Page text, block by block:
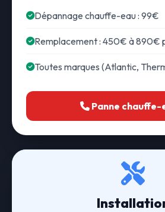
Dépannage chauffe-eau : 99€
Remplacement : 450€ à 890€
Toutes marques (Atlantic,
Panne chauffe-